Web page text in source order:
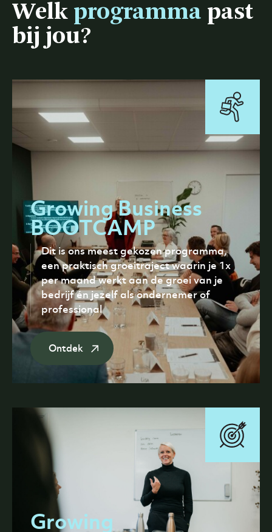
Welk programma past
bij jou?
Growing Business
BOOTCAMP
Dit is ons meest gekozen programma,
een praktisch groeitraject waarin je 1x
per maand werkt aan de groei van je
bedrijf én jezelf als ondernemer of
professional
Ontdek
Growing